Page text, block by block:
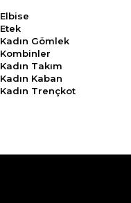
Elbise
Etek
Kadın Gömlek
Kombinler
Kadın Takım
Kadın Kaban
Kadın Trençkot